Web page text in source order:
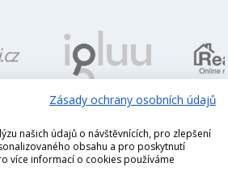
Zásady ochrany osobních údajů
našich údajů o návštěvnících, pro zlepšení
obsahu a pro poskytnutí
více informací o cookies používáme